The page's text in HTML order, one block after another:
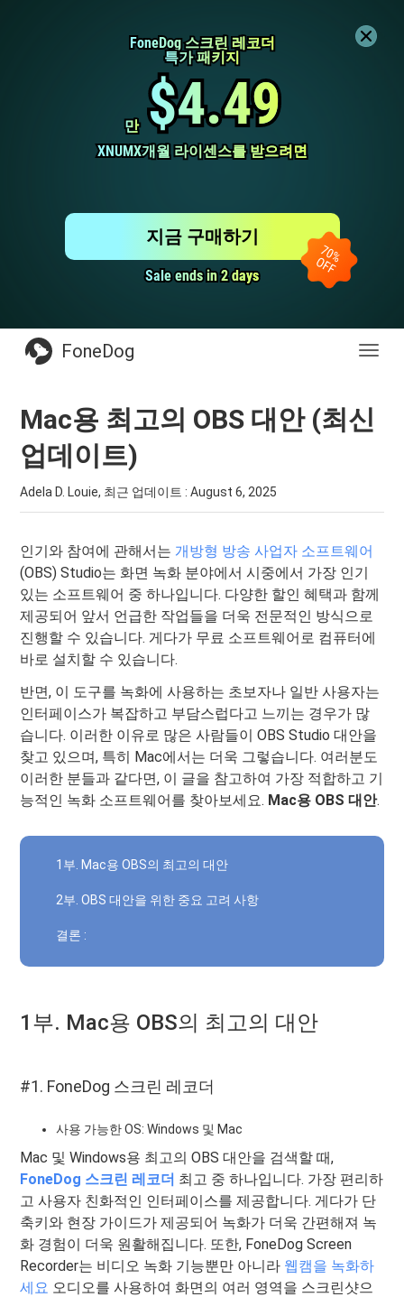
FoneDog 스크린 레코더
FoneDog 스크린 레코더
특가 패키지
특가 패키지
만
만 $4.49
$4.49
XNUMX개월 라이센스를 받으려면
XNUMX개월 라이센스를 받으려면
Sale ends in 2 days
Sale ends in 2 days
지금 구매하기
전
FoneDog
Mac용 최고의 OBS 대안 (최신
업데이트)
Adela D. Louie, 최근 업데이트 :August 6, 2025
인기와 참여에 관해서는 개방형 방송 사업자 소프트웨어
(OBS) Studio는 화면 녹화 분야에서 시중에서 가장 인기
있는 소프트웨어 중 하나입니다. 다양한 할인 혜택과 함께
제공되어 앞서 언급한 작업들을 더욱 전문적인 방식으로
진행할 수 있습니다. 게다가 무료 소프트웨어로 컴퓨터에
바로 설치할 수 있습니다.
반면, 이 도구를 녹화에 사용하는 초보자나 일반 사용자는
인터페이스가 복잡하고 부담스럽다고 느끼는 경우가 많
습니다. 이러한 이유로 많은 사람들이 OBS Studio 대안을
찾고 있으며, 특히 Mac에서는 더욱 그렇습니다. 여러분도
이러한 분들과 같다면, 이 글을 참고하여 가장 적합하고 기
능적인 녹화 소프트웨어를 찾아보세요. Mac용 OBS 대안.
1부. Mac용 OBS의 최고의 대안
2부. OBS 대안을 위한 중요 고려 사항
결론 :
1부. Mac용 OBS의 최고의 대안
#1. FoneDog 스크린 레코더
사용 가능한 OS: Windows 및 Mac
Mac 및 Windows용 최고의 OBS 대안을 검색할 때,
FoneDog 스크린 레코더 최고 중 하나입니다. 가장 편리하
고 사용자 친화적인 인터페이스를 제공합니다. 게다가 단
축키와 현장 가이드가 제공되어 녹화가 더욱 간편해져 녹
화 경험이 더욱 원활해집니다. 또한, FoneDog Screen
Recorder는 비디오 녹화 기능뿐만 아니라 웹캠을 녹화하
세요 오디오를 사용하여 화면의 여러 영역을 스크린샷으